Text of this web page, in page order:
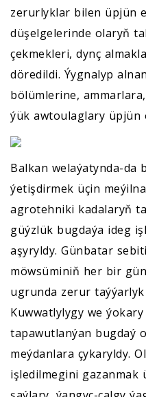
zerurlyklar bilen üpjün
düşelgelerinde olaryň
çekmekleri, dynç
döredildi. Ýygnalyp
bölümlerine,
ýük awtoulaglary üpjün
Balkan welaýatynda-da
ýetişdirmek üçin
agrotehniki kadalaryň
güýzlük bugdaýa ideg
aşyryldy. Günbatar
möwsüminiň her bir
ugrunda zerur
Kuwwatlylygy we
tapawutlanýan bugdaý
meýdanlara çykaryldy.
işledilmegini gazanmak